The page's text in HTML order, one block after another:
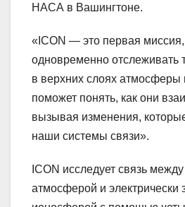
НАСА в Вашингтоне.
«ICON — это первая миссия,
одновременно отслеживать
в верхних слоях атмосферы
поможет понять, как они
вызывая изменения,
наши системы связи».
ICON исследует связь
атмосферой и электрически